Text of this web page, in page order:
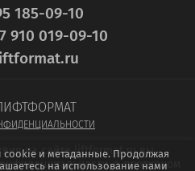
cookie и метаданные. Продолжая
на использование нами
185-09-10
910 019-09-10
на сайте liftformat.ru вы
в противном